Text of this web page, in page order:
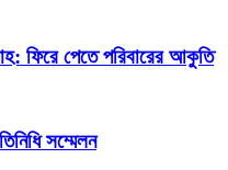
ফিরে পেতে পরিবারের আকুতি
সম্মেলন